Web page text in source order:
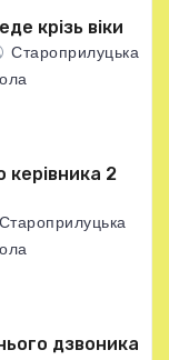
крізь віки
Староприлуцька
керівника 2
Староприлуцька
дзвоника